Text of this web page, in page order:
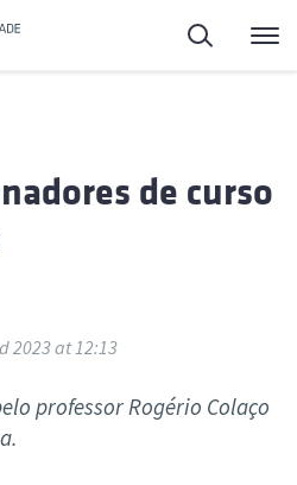
Pesquisa
de curso
2023 at 12:13
professor Rogério Colaço